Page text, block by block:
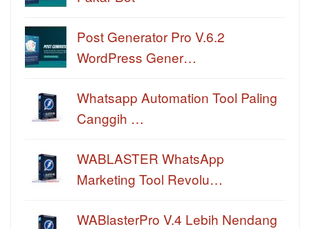
Post Generator Pro V.6.2
WordPress Gener…
Whatsapp Automation Tool Paling
Canggih …
WABLASTER WhatsApp
Marketing Tool Revolu…
WABlasterPro V.4 Lebih Nendang